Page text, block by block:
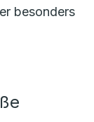
besonders